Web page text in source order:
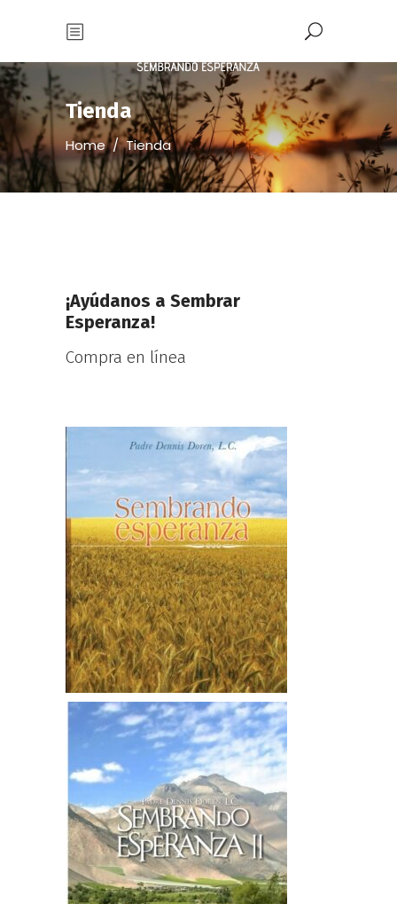
Tienda
Home/Tienda
¡Ayúdanos a Sembrar
Esperanza!
Compra en línea